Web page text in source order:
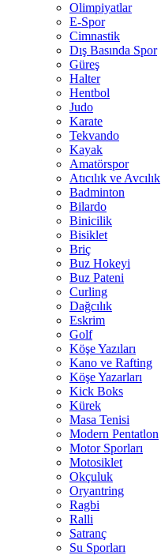
Olimpiyatlar
E-Spor
Cimnastik
Dış Basında Spor
Güreş
Halter
Hentbol
Judo
Karate
Tekvando
Kayak
Amatörspor
Atıcılık ve Avcılık
Badminton
Bilardo
Binicilik
Bisiklet
Briç
Buz Hokeyi
Buz Pateni
Curling
Dağcılık
Eskrim
Golf
Köşe Yazıları
Kano ve Rafting
Köşe Yazarları
Kick Boks
Kürek
Masa Tenisi
Modern Pentatlon
Motor Sporları
Motosiklet
Okçuluk
Oryantring
Ragbi
Ralli
Satranç
Su Sporları